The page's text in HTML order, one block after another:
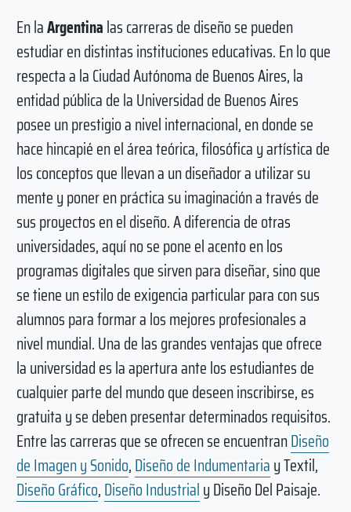
En laArgentinalas carreras de diseño se pueden
estudiar en distintas instituciones educativas. En lo que
respecta a la Ciudad Autónoma de Buenos Aires, la
entidad pública de la Universidad de Buenos Aires
posee un prestigio a nivel internacional, en donde se
hace hincapié en el área teórica, filosófica y artística de
los conceptos que llevan a un diseñador a utilizar su
mente y poner en práctica su imaginación a través de
sus proyectos en el diseño. A diferencia de otras
universidades, aquí no se pone el acento en los
programas digitales que sirven para diseñar, sino que
se tiene un estilo de exigencia particular para con sus
alumnos para formar a los mejores profesionales a
nivel mundial. Una de las grandes ventajas que ofrece
la universidad es la apertura ante los estudiantes de
cualquier parte del mundo que deseen inscribirse, es
gratuita y se deben presentar determinados requisitos.
Entre las carreras que se ofrecen se encuentranDiseño
de Imagen y Sonido,Diseño de Indumentariay Textil,
Diseño Gráfico,Diseño Industrialy Diseño Del Paisaje.